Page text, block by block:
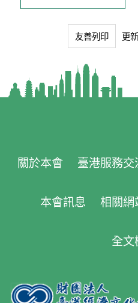
友善列印 更
關於本會 臺港服務交
本會訊息 相關網
全文